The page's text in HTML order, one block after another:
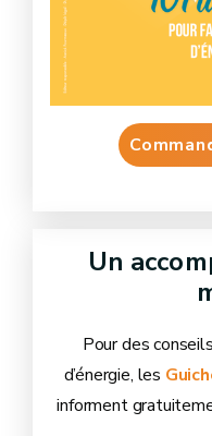
Un
Pour des
d’énergie, les
informent